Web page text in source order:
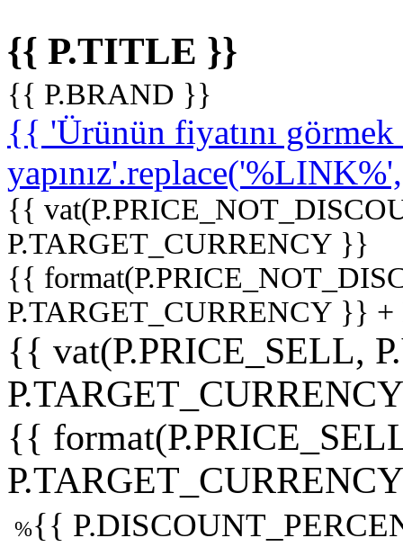
{{ P.TITLE }}
{{ P.BRAND }}
{{ 'Ürünün fiyatını
{{
P.TARGET_CURRENCY }}
{{
P.TARGET_CURRENCY }}
{{ vat(P.PRICE_SELL,
{{
%{{